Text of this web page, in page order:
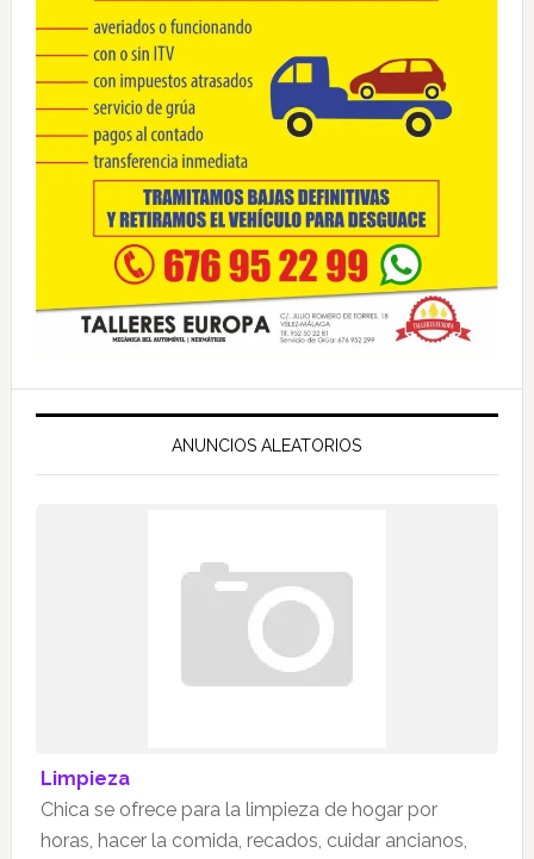
ANUNCIOS ALEATORIOS
Limpieza
Chica se ofrece para la limpieza de hogar por
horas, hacer la comida, recados, cuidar ancianos,